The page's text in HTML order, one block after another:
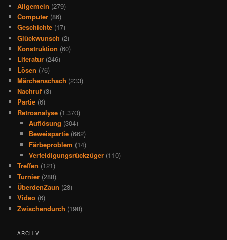
Allgemein (279)
Computer (86)
Geschichte (17)
Glückwunsch (2)
Konstruktion (60)
Literatur (246)
Lösen (76)
Märchenschach (233)
Nachruf (3)
Partie (6)
Retroanalyse (1.370)
Auflösung (304)
Beweispartie(662)
Färbeproblem (14)
Verteidigungsrückzüger(110)
Treffen (121)
Turnier (288)
ÜberdenZaun (28)
Video (6)
Zwischendurch (198)
ARCHIV